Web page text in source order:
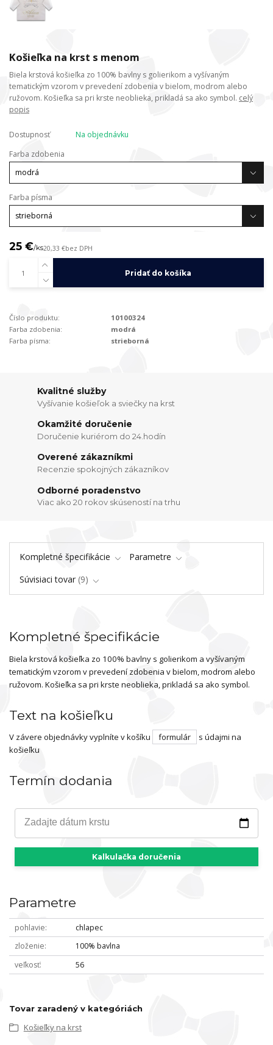
Košieľka na krst s menom
Biela krstová košieľka zo 100% bavlny s golierikom a vyšívaným
tematickým vzorom v prevedení zdobenia v bielom, modrom alebo
ružovom. Košieľka sa pri krste neoblieka, prikladá sa ako symbol. celý
popis
Dostupnosť
Na objednávku
Farba zdobenia
Farba písma
25 €/ks20,33 €bez DPH
Pridať do košíka
Číslo produktu:
10100324
Farba zdobenia:
modrá
Farba písma:
strieborná
Kvalitné služby
Vyšívanie košieľok a sviečky na krst
Okamžité doručenie
Doručenie kuriérom do 24.hodín
Overené zákazníkmi
Recenzie spokojných zákazníkov
Odborné poradenstvo
Viac ako 20 rokov skúseností na trhu
Kompletné špecifikácie
Parametre
Súvisiaci tovar 9
Kompletné špecifikácie
Biela krstová košieľka zo 100% bavlny s golierikom a vyšívaným
tematickým vzorom v prevedení zdobenia v bielom, modrom alebo
ružovom. Košieľka sa pri krste neoblieka, prikladá sa ako symbol.
Text na košieľku
V závere objednávky vyplníte v košíku formulár
s údajmi na
košieľku
Termín dodania
Zadajte dátum krstu
Kalkulačka doručenia
Parametre
pohlavie
chlapec
zloženie
100% bavlna
veľkosť
56
Tovar zaradený v kategóriách
Košieľky na krst